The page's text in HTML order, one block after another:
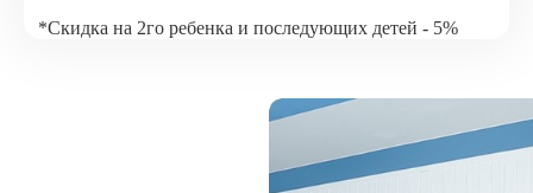
*Скидка на 2го ребенка и последующих детей - 5%